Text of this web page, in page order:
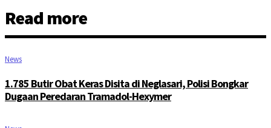
Read more
News
1.785 Butir Obat Keras Disita di Neglasari, Polisi Bongkar
Dugaan Peredaran Tramadol-Hexymer